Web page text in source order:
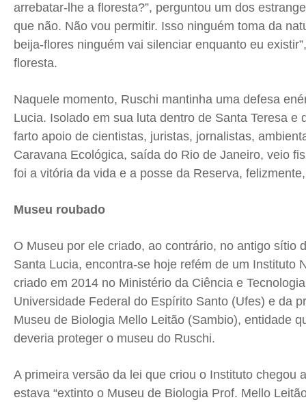
arrebatar-lhe a floresta?”, perguntou um dos
que não. Não vou permitir. Isso ninguém toma da
beija-flores ninguém vai silenciar enquanto eu
floresta.
Naquele momento, Ruschi mantinha uma defesa
Lucia. Isolado em sua luta dentro de Santa Teresa
farto apoio de cientistas, juristas, jornalistas,
Caravana Ecológica, saída do Rio de Janeiro, veio
foi a vitória da vida e a posse da Reserva,
Museu roubado
O Museu por ele criado, ao contrário, no antigo sítio
Santa Lucia, encontra-se hoje refém de um Instituto
criado em 2014 no Ministério da Ciência e
Universidade Federal do Espírito Santo (Ufes) e da
Museu de Biologia Mello Leitão (Sambio), entidade
deveria proteger o museu do Ruschi.
A primeira versão da lei que criou o Instituto chegou
estava “extinto o Museu de Biologia Prof. Mello